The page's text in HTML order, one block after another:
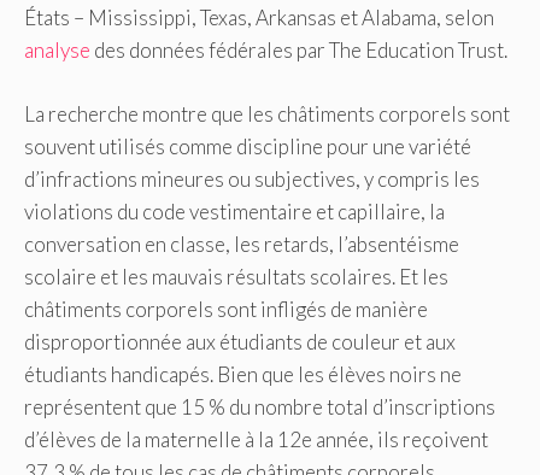
États – Mississippi, Texas, Arkansas et Alabama, selon
analyse des données fédérales par The Education Trust.
La recherche montre que les châtiments corporels sont
souvent utilisés comme discipline pour une variété
d’infractions mineures ou subjectives, y compris les
violations du code vestimentaire et capillaire, la
conversation en classe, les retards, l’absentéisme
scolaire et les mauvais résultats scolaires. Et les
châtiments corporels sont infligés de manière
disproportionnée aux étudiants de couleur et aux
étudiants handicapés. Bien que les élèves noirs ne
représentent que 15 % du nombre total d’inscriptions
d’élèves de la maternelle à la 12e année, ils reçoivent